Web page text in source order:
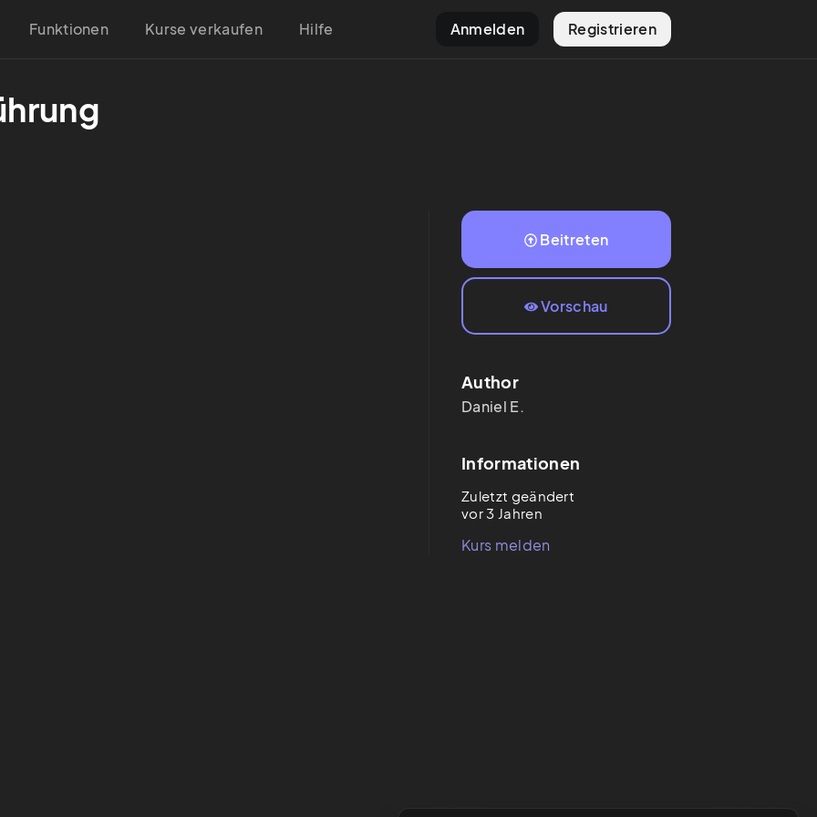
Funktionen Kurse verkaufen Hilfe Anmelden Registrieren
Beitreten
Vorschau
Author
Daniel E.
Informationen
Zuletzt geändert
vor 3 Jahren
Kurs melden